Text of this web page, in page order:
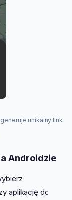
unikalny link
Androidzie
aplikację do